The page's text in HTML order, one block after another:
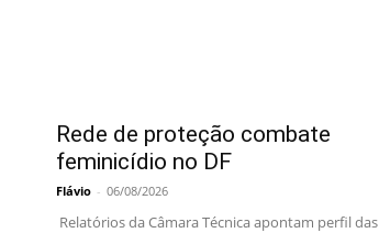
Rede de proteção combate
feminicídio no DF
Flávio - 06/08/2026
Relatórios da Câmara Técnica apontam perfil das